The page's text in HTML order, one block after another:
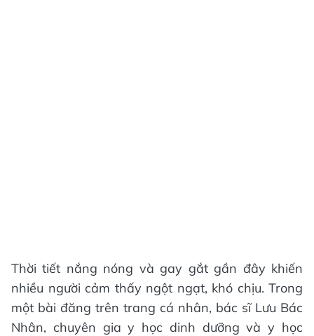
Thời tiết nắng nóng và gay gắt gần đây khiến
nhiều người cảm thấy ngột ngạt, khó chịu. Trong
một bài đăng trên trang cá nhân, bác sĩ Lưu Bác
Nhân, chuyên gia y học dinh dưỡng và y học